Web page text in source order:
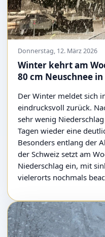
Donnerstag, 12. März 2026
Winter kehrt am
80 cm Neuschnee
Der Winter meldet sich
eindrucksvoll zurück.
sehr wenig
Tagen wieder eine
Besonders entlang der
der Schweiz setzt am
Niederschlag ein, mit
vielerorts nochmals